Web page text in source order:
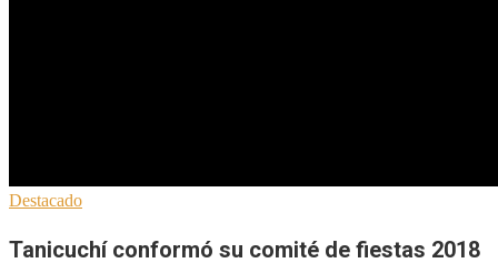
Destacado
Tanicuchí conformó su comité de fiestas 2018